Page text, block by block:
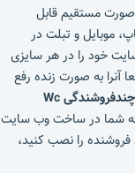
صورت مستقیم قابل
موبایل و تبلت در
سایت خود را در هر سایزی
به صورت زنده رفع
چندفروشندگی Wc
شما در ساخت وب سایت
را نصب کنید،